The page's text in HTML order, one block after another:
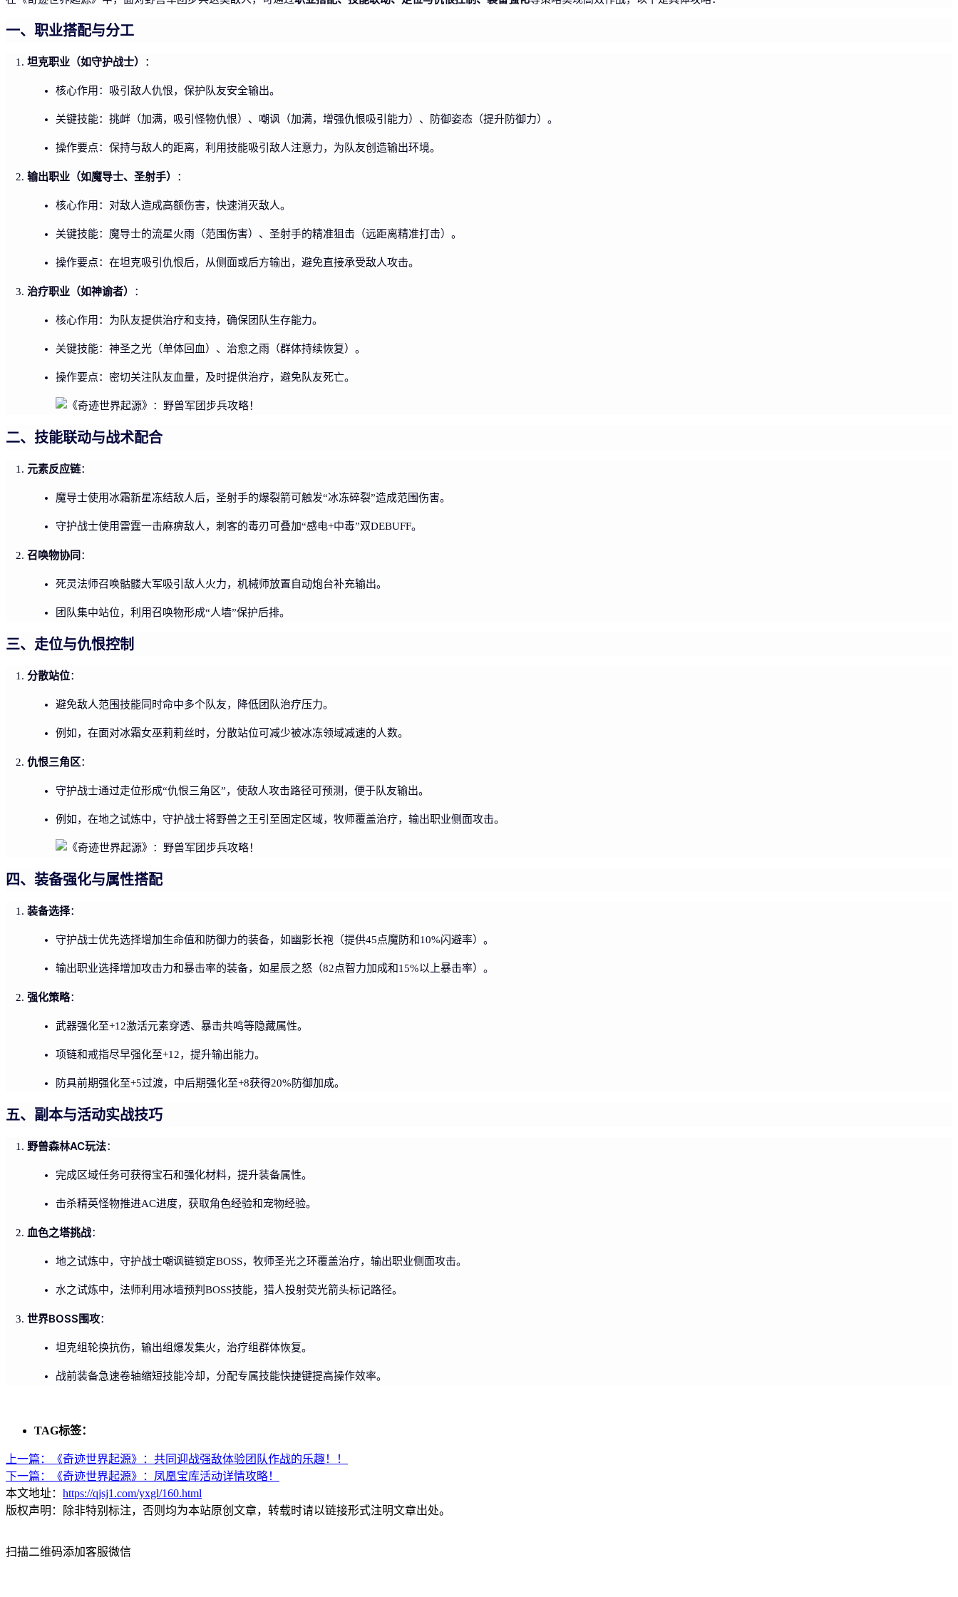
一、职业搭配与分工
坦克职业（如守护战士） ：
核心作用：吸引敌人仇恨，保护队友安全输出。
关键技能：挑衅（加满，吸引怪物仇恨）、嘲讽（加满，增强仇恨吸引能力）、防御姿态（提升防御力）。
操作要点：保持与敌人的距离，利用技能吸引敌人注意力，为队友创造输出环境。
输出职业（如魔导士、圣射手） ：
核心作用：对敌人造成高额伤害，快速消灭敌人。
关键技能：魔导士的流星火雨（范围伤害）、圣射手的精准狙击（远距离精准打击）。
操作要点：在坦克吸引仇恨后，从侧面或后方输出，避免直接承受敌人攻击。
治疗职业（如神谕者） ：
核心作用：为队友提供治疗和支持，确保团队生存能力。
关键技能：神圣之光（单体回血）、治愈之雨（群体持续恢复）。
操作要点：密切关注队友血量，及时提供治疗，避免队友死亡。
二、技能联动与战术配合
元素反应链：
魔导士使用冰霜新星冻结敌人后，圣射手的爆裂箭可触发“冰冻碎裂”造成范围伤害。
守护战士使用雷霆一击麻痹敌人，刺客的毒刃可叠加“感电+中毒”双DEBUFF。
召唤物协同 ：
死灵法师召唤骷髅大军吸引敌人火力，机械师放置自动炮台补充输出。
团队集中站位，利用召唤物形成“人墙”保护后排。
三、走位与仇恨控制
分散站位：
避免敌人范围技能同时命中多个队友，降低团队治疗压力。
例如，在面对冰霜女巫莉莉丝时，分散站位可减少被冰冻领域减速的人数。
仇恨三角区：
守护战士通过走位形成“仇恨三角区”，使敌人攻击路径可预测，便于队友输出。
例如，在地之试炼中，守护战士将野兽之王引至固定区域，牧师覆盖治疗，输出职业侧面攻击。
四、装备强化与属性搭配
装备选择：
守护战士优先选择增加生命值和防御力的装备，如幽影长袍（提供45点魔防和10%闪避率）。
输出职业选择增加攻击力和暴击率的装备，如星辰之怒（82点智力加成和15%以上暴击率）。
强化策略：
武器强化至+12激活元素穿透、暴击共鸣等隐藏属性。
项链和戒指尽早强化至+12，提升输出能力。
防具前期强化至+5过渡，中后期强化至+8获得20%防御加成。
五、副本与活动实战技巧
野兽森林AC玩法：
完成区域任务可获得宝石和强化材料，提升装备属性。
击杀精英怪物推进AC进度，获取角色经验和宠物经验。
血色之塔挑战：
地之试炼中，守护战士嘲讽链锁定BOSS，牧师圣光之环覆盖治疗，输出职业侧面攻击。
水之试炼中，法师利用冰墙预判BOSS技能，猎人投射荧光箭头标记路径。
世界BOSS围攻：
坦克组轮换抗伤，输出组爆发集火，治疗组群体恢复。
战前装备急速卷轴缩短技能冷却，分配专属技能快捷键提高操作效率。
TAG标签：
上一篇：
《奇迹世界起源》：共同迎战强敌体验团队作战的乐趣！！
下一篇：
《奇迹世界起源》：凤凰宝库活动详情攻略！
本文地址： https://qjsj1.com/yxgl/160.html
版权声明：除非特别标注，否则均为本站原创文章，转载时请以链接形式注明文章出处。
扫描二维码添加客服微信